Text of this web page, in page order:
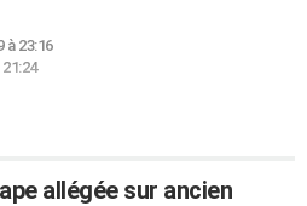
à 23:16
allégée sur ancien